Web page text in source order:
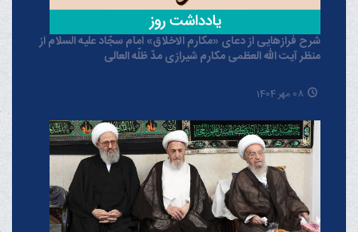
شرح فرازهایی از دعای «مکارم الاخلاق» امام سجّاد علیه السلام از
منظر آیت الله العظمی مکارم شیرازی مدّ ظلّه العالی
08 مهر 1404